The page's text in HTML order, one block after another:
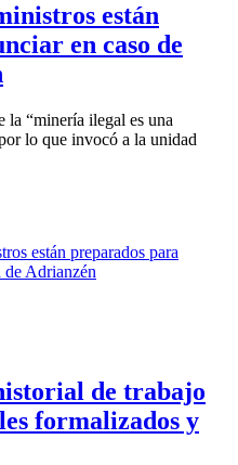
están
en caso de
la “minería ilegal es una
lo que invocó a la unidad
de trabajo
formalizados y